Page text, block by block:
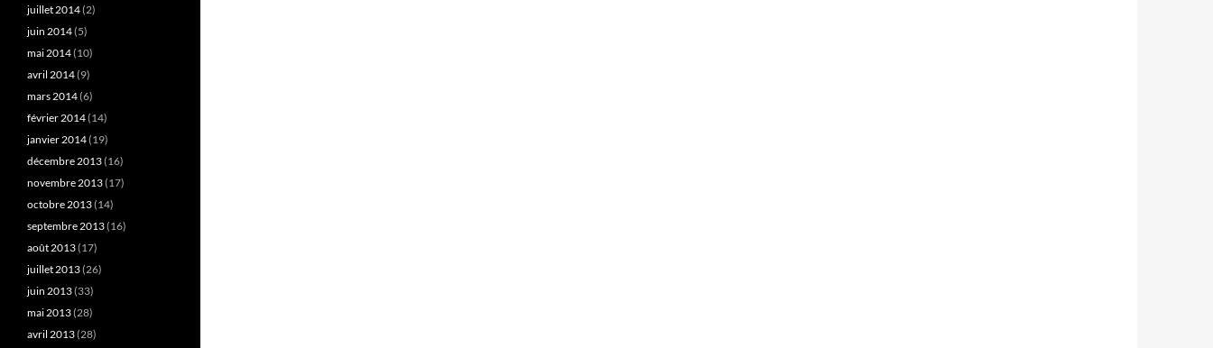
juillet 2014(2)
juin 2014(5)
mai 2014(10)
avril 2014(9)
mars 2014(6)
février 2014(14)
janvier 2014(19)
décembre 2013(16)
novembre 2013(17)
octobre 2013(14)
septembre 2013(16)
août 2013(17)
juillet 2013(26)
juin 2013(33)
mai 2013(28)
avril 2013(28)